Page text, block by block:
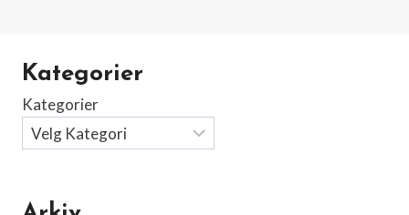
Kategorier
Kategorier